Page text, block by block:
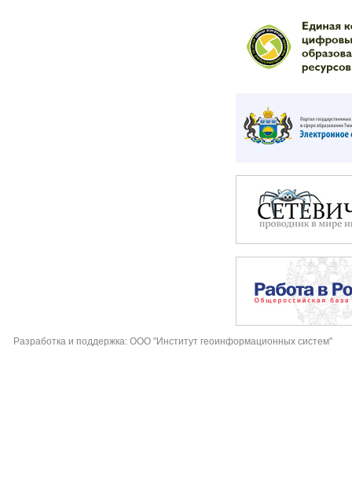
Разработка и поддержка: ООО "Институт геоинформационных систем"